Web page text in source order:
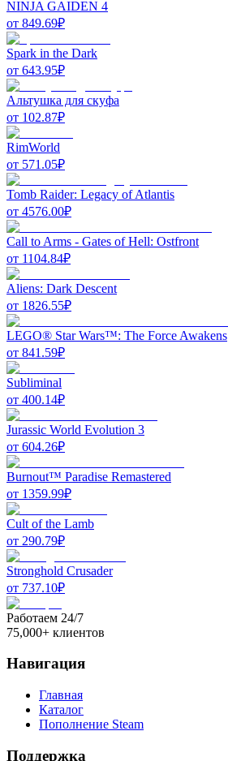
NINJA GAIDEN 4
от 849.69₽
Spark in the Dark
от 643.95₽
Альтушка для скуфа
от 102.87₽
RimWorld
от 571.05₽
Tomb Raider: Legacy of Atlantis
от 4576.00₽
Call to Arms - Gates of Hell: Ostfront
от 1104.84₽
Aliens: Dark Descent
от 1826.55₽
LEGO® Star Wars™: The Force Awakens
от 841.59₽
Subliminal
от 400.14₽
Jurassic World Evolution 3
от 604.26₽
Burnout™ Paradise Remastered
от 1359.99₽
Cult of the Lamb
от 290.79₽
Stronghold Crusader
от 737.10₽
Работаем 24/7
75,000+ клиентов
Навигация
Главная
Каталог
Пополнение Steam
Поддержка